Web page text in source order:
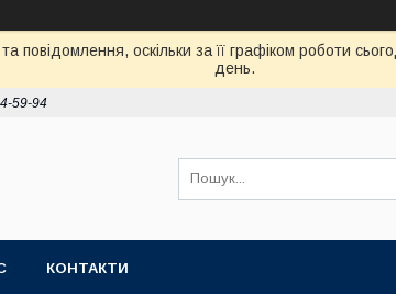
оскільки за її графіком роботи
день.
59-94
КОНТАКТИ